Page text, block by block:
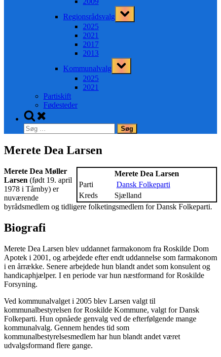
Regionsrådsvalg
Toggle
sub-
2025
2021
2017
2013
Kommunalvalg
Toggle
sub-
2025
2021
Partiskift
Fødesteder
Toggle
search
form
Søg
efter:
Merete Dea Larsen
Merete Dea Larsen
Parti
Dansk Folkeparti
Kreds
Sjælland
Merete Dea Møller
Larsen (født 19. april
1978 i Tårnby) er
nuværende
byrådsmedlem og tidligere folketingsmedlem for Dansk Folkeparti.
Biografi
Merete Dea Larsen blev uddannet farmakonom fra Roskilde Dom
Apotek i 2001, og arbejdede efter endt uddannelse som farmakonom
i en årrække. Senere arbejdede hun blandt andet som konsulent og
handicaphjælper. I en periode var hun næstformand for Roskilde
Forsyning.
Ved kommunalvalget i 2005 blev Larsen valgt til
kommunalbestyrelsen for Roskilde Kommune, valgt for Dansk
Folkeparti. Hun opnåede genvalg ved de efterfølgende mange
kommunalvalg. Gennem hendes tid som
kommunalbestyrelsesmedlem har hun blandt andet været
udvalgsformand flere gange.